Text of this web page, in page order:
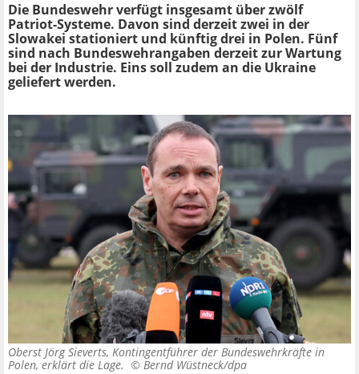
Die Bundeswehr verfügt insgesamt über zwölf
Patriot-Systeme. Davon sind derzeit zwei in der
Slowakei stationiert und künftig drei in Polen. Fünf
sind nach Bundeswehrangaben derzeit zur Wartung
bei der Industrie. Eins soll zudem an die Ukraine
geliefert werden.
Oberst Jörg Sieverts, Kontingentführer der Bundeswehrkräfte in
Polen, erklärt die Lage. © Bernd Wüstneck/dpa